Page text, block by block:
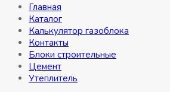
Главная
Каталог
Калькулятор газоблока
Контакты
Блоки строительные
Цемент
Утеплитель